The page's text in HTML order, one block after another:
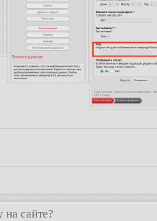
на сайте?